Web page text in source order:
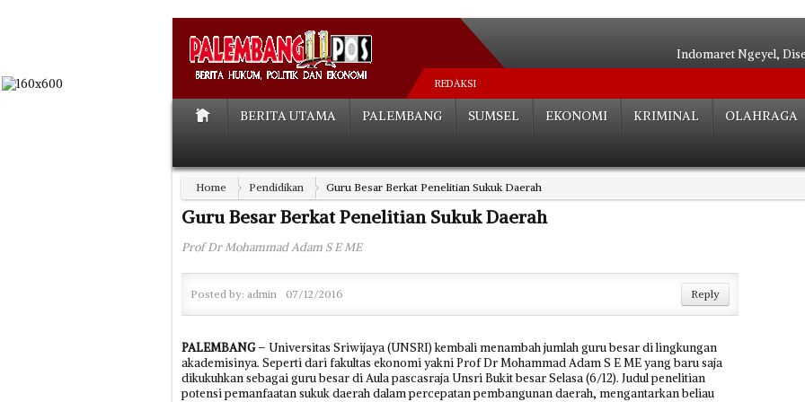
Indomaret Ngeyel,
Hutan
Angkot
Tak ada
Palembang
REDAKSI
BERITA UTAMA PALEMBANG SUMSEL EKONOMI KRIMINAL OLAHRAGA
Home Pendidikan Guru Besar Berkat Penelitian Sukuk Daerah
Guru Besar Berkat Penelitian Sukuk Daerah
Prof Dr Mohammad Adam S E ME
Posted by: admin 07/12/2016 Reply
PALEMBANG– Universitas Sriwijaya (UNSRI) kembali menambah jumlah guru besar di lingkungan
akademisinya. Seperti dari fakultas ekonomi yakni Prof Dr Mohammad Adam S E ME yang baru saja
dikukuhkan sebagai guru besar di Aula pascasraja Unsri Bukit besar Selasa (6/12). Judul penelitian
potensi pemanfaatan sukuk daerah dalam percepatan pembangunan daerah, mengantarkan beliau